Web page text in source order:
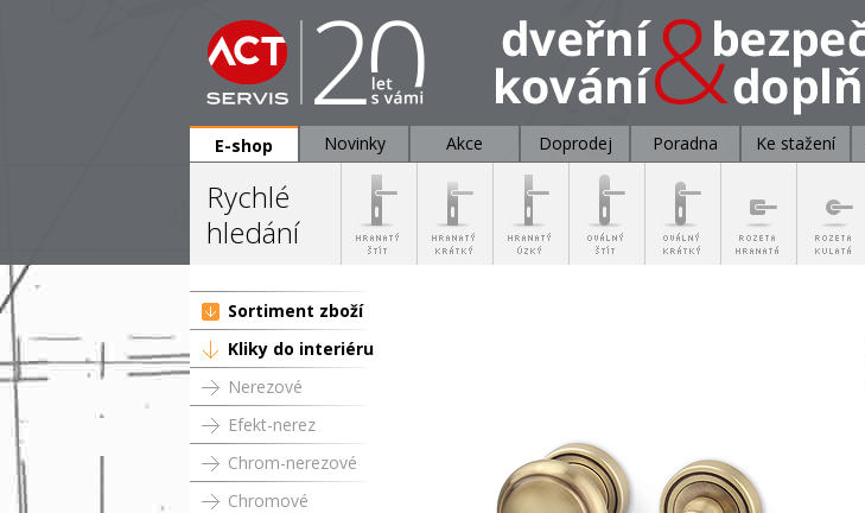
E-shop
Novinky Akce Doprodej Poradna Ke stažení
Rychlé
hledání
Sortiment zboží
Kliky do interiéru
Nerezové
Efekt-nerez
Chrom-nerezové
Chromové